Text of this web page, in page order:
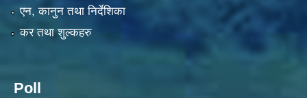
एन, कानुन तथा निर्देशिका
कर तथा शुल्कहरु
Poll